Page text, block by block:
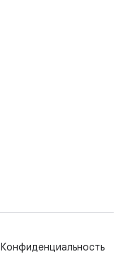
Конфиденциальность